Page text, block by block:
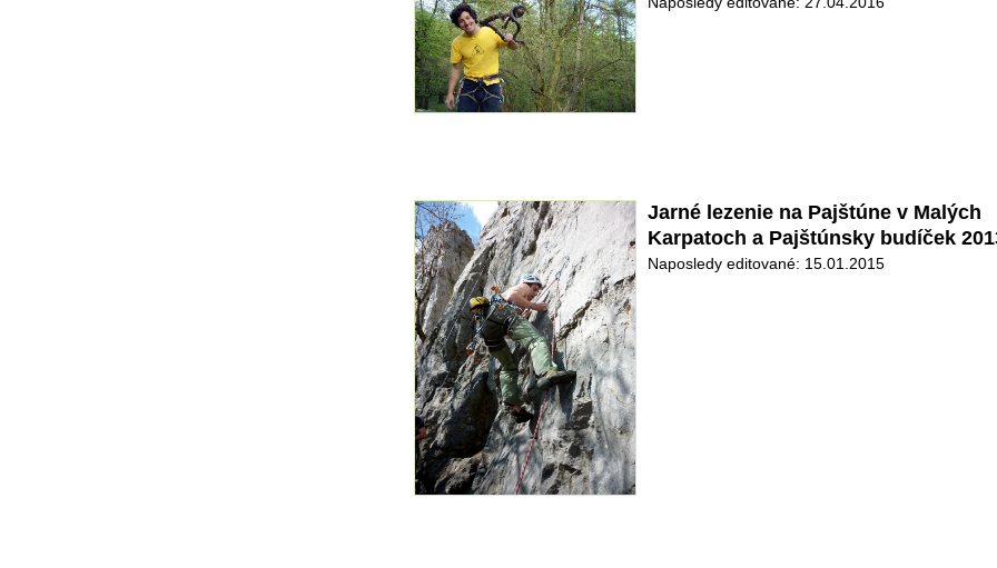
Jarné lezenie na Pajštúne v Malých
Karpatoch a Pajštúnsky budíček
Naposledy editované: 15.01.2015